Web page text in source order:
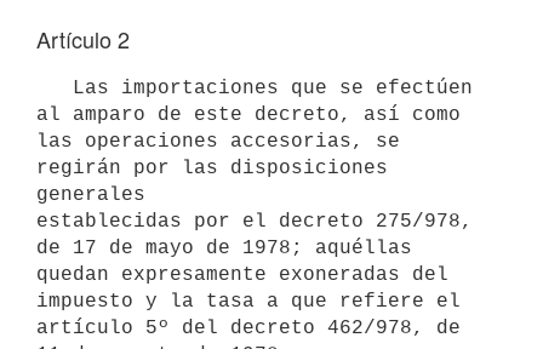
Artículo 2
al amparo de este decreto, así como
las operaciones accesorias, se
regirán por las disposiciones
generales
establecidas por el decreto 275/978,
de 17 de mayo de 1978; aquéllas
quedan expresamente exoneradas del
impuesto y la tasa a que refiere el
artículo 5º del decreto 462/978, de